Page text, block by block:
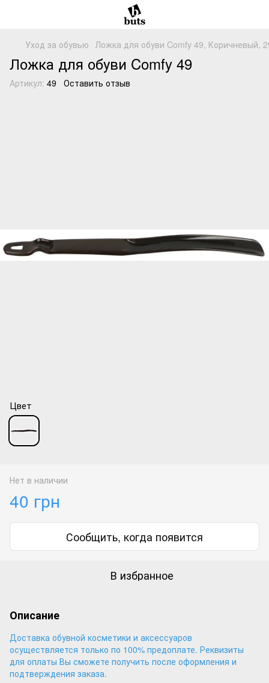
Уход за обувью Ложка для обуви Comfy 49, Коричневый,
Ложка для обуви Comfy 49
Артикул: 49 Оставить отзыв
Цвет
Нет в наличии
40 грн
Сообщить, когда появится
В избранное
Описание
Доставка обувной косметики и аксессуаров
осуществляется только по 100% предоплате. Реквизиты
для оплаты Вы сможете получить после оформления и
подтверждения заказа.